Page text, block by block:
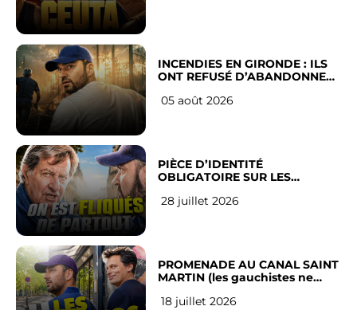
INCENDIES EN GIRONDE : ILS
ONT REFUSÉ D’ABANDONNER
05 août 2026
PIÈCE D’IDENTITÉ
OBLIGATOIRE SUR LES
Français
28 juillet 2026
PROMENADE AU CANAL SAINT
MARTIN (les gauchistes ne
18 juillet 2026